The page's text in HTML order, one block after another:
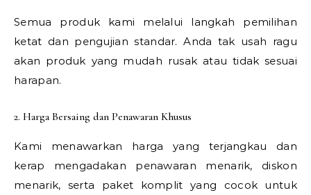
Semua produk kami melalui langkah pemilihan
ketat dan pengujian standar. Anda tak usah ragu
akan produk yang mudah rusak atau tidak sesuai
harapan.
2. Harga Bersaing dan Penawaran Khusus
Kami menawarkan harga yang terjangkau dan
kerap mengadakan penawaran menarik, diskon
menarik, serta paket komplit yang cocok untuk